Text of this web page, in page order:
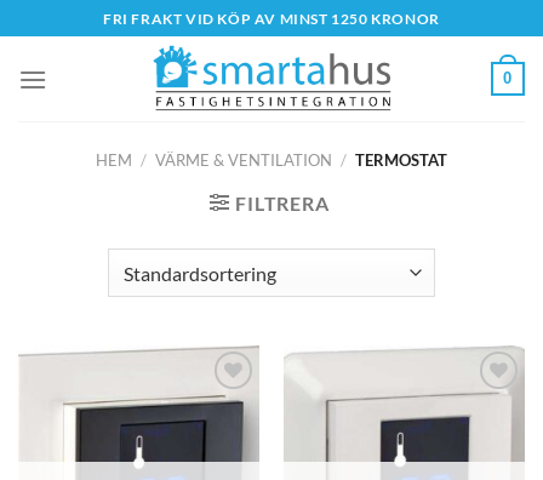
to
content
FRI FRAKT VID KÖP AV MINST 1250 KRONOR
0
HEM / VÄRME & VENTILATION / TERMOSTAT
FILTRERA